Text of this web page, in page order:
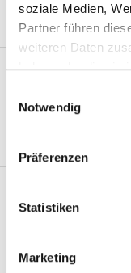
soziale Medien,
Partner führen
weiteren Daten
Notwendig
Präferenzen
Statistiken
Marketing
Artikelnummer